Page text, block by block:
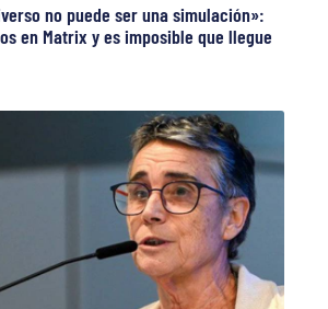
no puede ser una simulación»:
en Matrix y es imposible que llegue